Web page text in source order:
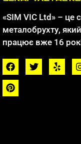
«SIM VIC Ltd» – це
металобрухту,
працює вже 16